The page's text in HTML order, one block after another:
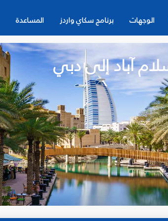
الوجهات برنامج سكاي واردز المساعدة
آباد إلى دبي